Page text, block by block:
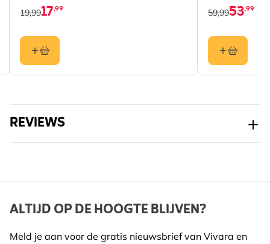
17,99
19,99 53,99
59,99
REVIEWS
ALTIJD OP DE HOOGTE BLIJVEN?
Meld je aan voor de gratis nieuwsbrief van Vivara en